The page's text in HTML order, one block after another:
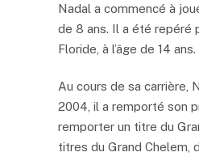
Nadal a commencé à
de 8 ans. Il a été repéré
Floride, à l’âge de 14 ans.
Au cours de sa carrière,
2004, il a remporté son
remporter un titre du
titres du Grand Chelem,